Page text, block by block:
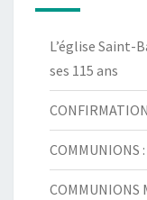
L’église Saint-
ses 115 ans
COMMUNIONS
COMMUNIONS